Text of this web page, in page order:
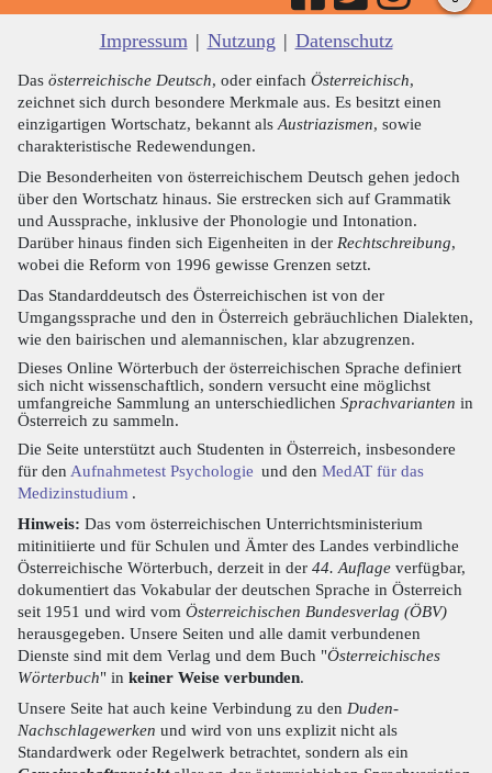
Impressum | Nutzung | Datenschutz
Das österreichische Deutsch, oder einfach Österreichisch,
zeichnet sich durch besondere Merkmale aus. Es besitzt einen
einzigartigen Wortschatz, bekannt als Austriazismen, sowie
charakteristische Redewendungen.
Die Besonderheiten von österreichischem Deutsch gehen jedoch
über den Wortschatz hinaus. Sie erstrecken sich auf Grammatik
und Aussprache, inklusive der Phonologie und Intonation.
Darüber hinaus finden sich Eigenheiten in der Rechtschreibung,
wobei die Reform von 1996 gewisse Grenzen setzt.
Das Standarddeutsch des Österreichischen ist von der
Umgangssprache und den in Österreich gebräuchlichen Dialekten,
wie den bairischen und alemannischen, klar abzugrenzen.
Dieses Online Wörterbuch der österreichischen Sprache definiert
sich nicht wissenschaftlich, sondern versucht eine möglichst
umfangreiche Sammlung an unterschiedlichen Sprachvarianten in
Österreich zu sammeln.
Die Seite unterstützt auch Studenten in Österreich, insbesondere
für den Aufnahmetest Psychologie und den MedAT für das
Medizinstudium .
Hinweis: Das vom österreichischen Unterrichtsministerium
mitinitiierte und für Schulen und Ämter des Landes verbindliche
Österreichische Wörterbuch, derzeit in der 44. Auflage verfügbar,
dokumentiert das Vokabular der deutschen Sprache in Österreich
seit 1951 und wird vom Österreichischen Bundesverlag (ÖBV)
herausgegeben. Unsere Seiten und alle damit verbundenen
Dienste sind mit dem Verlag und dem Buch "Österreichisches
Wörterbuch" in keiner Weise verbunden.
Unsere Seite hat auch keine Verbindung zu den Duden-
Nachschlagewerken und wird von uns explizit nicht als
Standardwerk oder Regelwerk betrachtet, sondern als ein